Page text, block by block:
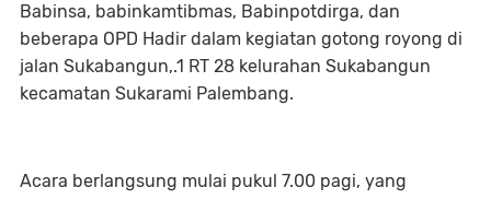
Babinsa, babinkamtibmas, Babinpotdirga, dan
beberapa OPD Hadir dalam kegiatan gotong royong di
jalan Sukabangun,.1 RT 28 kelurahan Sukabangun
kecamatan Sukarami Palembang.
Acara berlangsung mulai pukul 7.00 pagi, yang